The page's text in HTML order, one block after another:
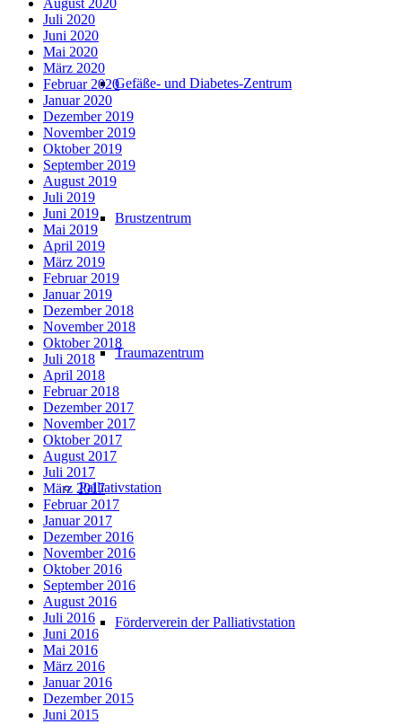
Gefäße- und Diabetes-Zentrum
Brustzentrum
Traumazentrum
Palliativstation
Förderverein der Palliativstation
August 2020
Juli 2020
Juni 2020
Mai 2020
März 2020
Februar 2020
Januar 2020
Dezember 2019
November 2019
Oktober 2019
September 2019
August 2019
Juli 2019
Juni 2019
Mai 2019
April 2019
März 2019
Februar 2019
Januar 2019
Dezember 2018
November 2018
Oktober 2018
Juli 2018
April 2018
Februar 2018
Dezember 2017
November 2017
Oktober 2017
August 2017
Juli 2017
März 2017
Februar 2017
Januar 2017
Dezember 2016
November 2016
Oktober 2016
September 2016
August 2016
Juli 2016
Juni 2016
Mai 2016
März 2016
Januar 2016
Dezember 2015
Juni 2015